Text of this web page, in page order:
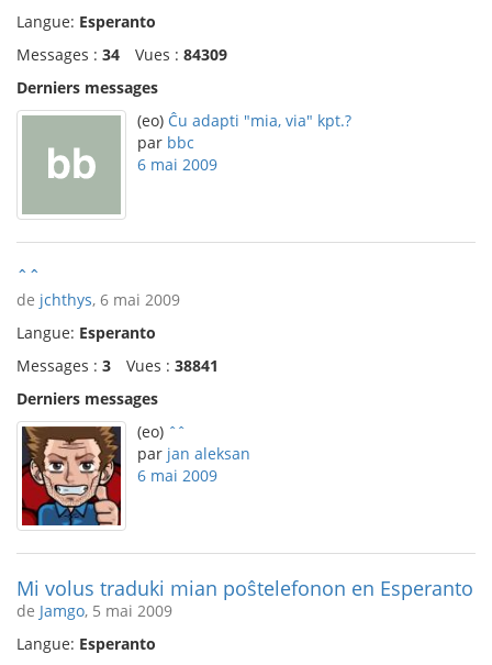
Langue: Esperanto
Messages : 34 Vues : 84309
Derniers messages
(eo) Ĉu adapti "mia, via" kpt.?
par bbc
6 mai 2009
ˆˆ
de jchthys, 6 mai 2009
Langue: Esperanto
Messages : 3 Vues : 38841
Derniers messages
(eo) ˆˆ
par jan aleksan
6 mai 2009
Mi volus traduki mian poŝtelefonon en Esperanto
de Jamgo, 5 mai 2009
Langue: Esperanto